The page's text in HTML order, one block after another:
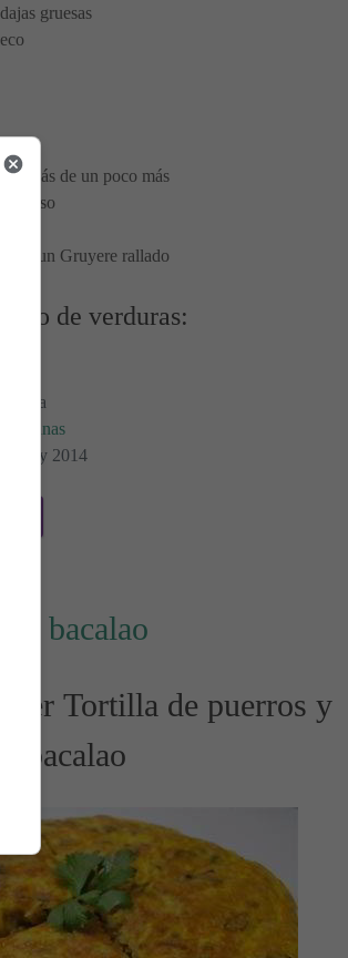
gruesas
de un poco más
uso
un Gruyere rallado
de verduras:
May 2014
y bacalao
Tortilla de puerros y
bacalao